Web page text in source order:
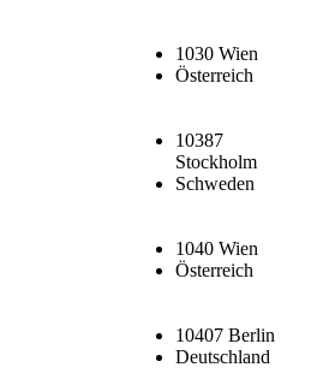
1030 Wien
Österreich
10387
Stockholm
Schweden
1040 Wien
Österreich
10407 Berlin
Deutschland